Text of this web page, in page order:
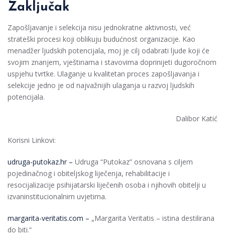
Zaključak
Zapošljavanje i selekcija nisu jednokratne aktivnosti, već
strateški procesi koji oblikuju budućnost organizacije. Kao
menadžer ljudskih potencijala, moj je cilj odabrati ljude koji će
svojim znanjem, vještinama i stavovima doprinijeti dugoročnom
uspjehu tvrtke. Ulaganje u kvalitetan proces zapošljavanja i
selekcije jedno je od najvažnijih ulaganja u razvoj ljudskih
potencijala.
Dalibor Katić
Korisni Linkovi:
udruga-putokaz.hr – Udruga “Putokaz” osnovana s ciljem
pojedinačnog i obiteljskog liječenja, rehabilitacije i
resocijalizacije psihijatarski liječenih osoba i njihovih obitelji u
izvaninstitucionalnim uvjetima.
margarita-veritatis.com – „Margarita Veritatis – istina destilirana
do biti.“